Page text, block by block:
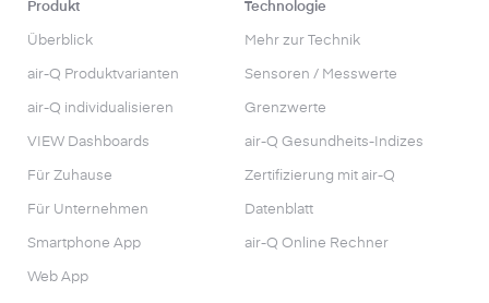
Produkt
Überblick
air-Q Produktvarianten
air-Q individualisieren
VIEW Dashboards
Für Zuhause
Für Unternehmen
Smartphone App
Web App
Technologie
Mehr zur Technik
Sensoren / Messwerte
Grenzwerte
air-Q Gesundheits-Indizes
Zertifizierung mit air-Q
Datenblatt
air-Q Online Rechner